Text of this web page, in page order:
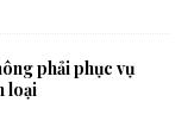
phải phục vụ
loại